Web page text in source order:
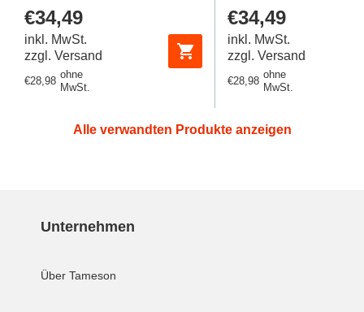
Regulärer
Preis
€34,49
inkl. MwSt.
zzgl. Versand
Regulärer
€28,98
ohne
MwSt.
Regulärer
Preis
€34,49
inkl. MwSt.
zzgl. Versand
Regulärer
€28,98
ohne
MwSt.
Alle verwandten Produkte anzeigen
Unternehmen
Über Tameson